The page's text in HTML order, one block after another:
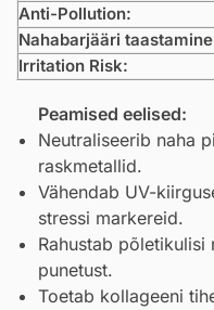
Anti-Pollution:
Nahabarjääri
Irritation Risk:
Peamised eelised:
Neutraliseerib naha
raskmetallid.
Vähendab UV-
stressi markereid.
Rahustab
punetust.
Toetab kollageeni